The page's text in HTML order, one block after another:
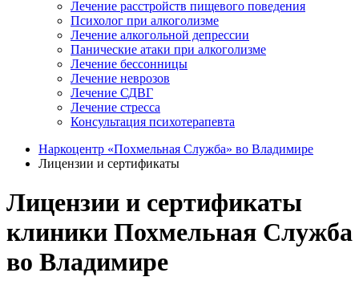
Лечение расстройств пищевого поведения
Психолог при алкоголизме
Лечение алкогольной депрессии
Панические атаки при алкоголизме
Лечение бессонницы
Лечение неврозов
Лечение СДВГ
Лечение стресса
Консультация психотерапевта
Наркоцентр «Похмельная Служба» во Владимире
Лицензии и сертификаты
Лицензии и сертификаты
клиники Похмельная Служба
во Владимире